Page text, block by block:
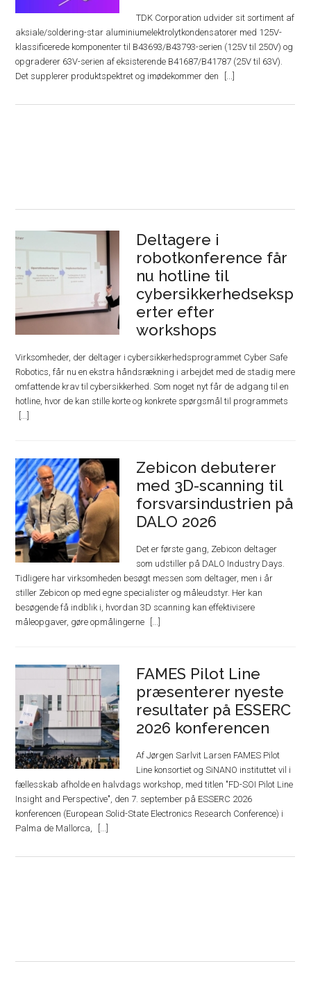
TDK Corporation udvider sit sortiment af
aksiale/soldering-star aluminiumelektrolytkondensatorer med 125V-
klassificerede komponenter til B43693/B43793-serien (125V til 250V) og
opgraderer 63V-serien af ​​eksisterende B41687/B41787 (25V til 63V).
Det supplerer produktspektret og imødekommer den
Deltagere i
robotkonference får
nu hotline til
cybersikkerhedseksp
erter efter
workshops
Virksomheder, der deltager i cybersikkerhedsprogrammet Cyber Safe
Robotics, får nu en ekstra håndsrækning i arbejdet med de stadig mere
omfattende krav til cybersikkerhed. Som noget nyt får de adgang til en
hotline, hvor de kan stille korte og konkrete spørgsmål til programmets
Zebicon debuterer
med 3D-scanning til
forsvarsindustrien på
DALO 2026
Det er første gang, Zebicon deltager
som udstiller på DALO Industry Days.
Tidligere har virksomheden besøgt messen som deltager, men i år
stiller Zebicon op med egne specialister og måleudstyr. Her kan
besøgende få indblik i, hvordan 3D scanning kan effektivisere
måleopgaver, gøre opmålingerne
FAMES Pilot Line
præsenterer nyeste
resultater på ESSERC
2026 konferencen
Af Jørgen Sarlvit Larsen FAMES Pilot
Line konsortiet og SiNANO instituttet vil i
fællesskab afholde en halvdags workshop, med titlen "FD-SOI Pilot Line
Insight and Perspective", den 7. september på ESSERC 2026
konferencen (European Solid-State Electronics Research Conference) i
Palma de Mallorca,